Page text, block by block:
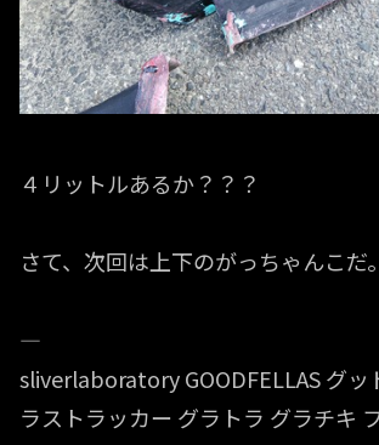
４リットルあるか？？？
さて、次回は上下のがっちゃんこだ。
—
sliverlaboratory GOODFELLAS グッ
ラストラッカー グラトラ グラチキ